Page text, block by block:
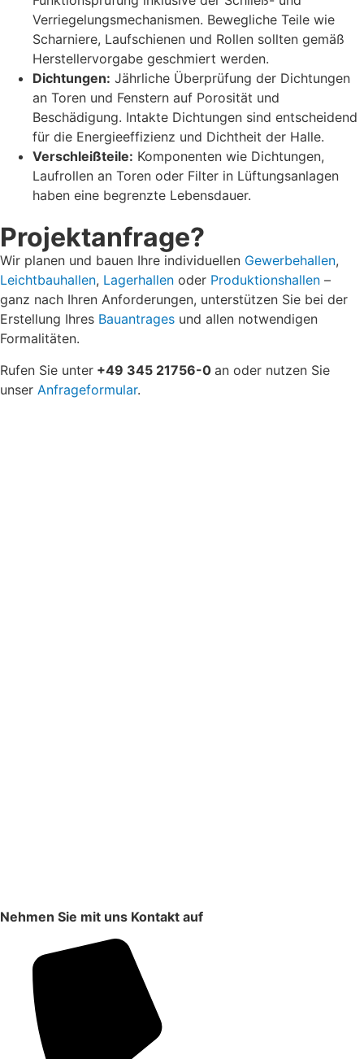
Verriegelungsmechanismen. Bewegliche Teile wie
Scharniere, Laufschienen und Rollen sollten gemäß
Herstellervorgabe geschmiert werden.
Dichtungen: Jährliche Überprüfung der Dichtungen
an Toren und Fenstern auf Porosität und
Beschädigung. Intakte Dichtungen sind entscheidend
für die Energieeffizienz und Dichtheit der Halle.
Verschleißteile: Komponenten wie Dichtungen,
Laufrollen an Toren oder Filter in Lüftungsanlagen
haben eine begrenzte Lebensdauer.
Projektanfrage?
Wir planen und bauen Ihre individuellen Gewerbehallen,
Leichtbauhallen, Lagerhallen oder Produktionshallen –
ganz nach Ihren Anforderungen, unterstützen Sie bei der
Erstellung Ihres Bauantrages und allen notwendigen
Formalitäten.
Rufen Sie unter +49 345 21756-0 an oder nutzen Sie
unser Anfrageformular.
Nehmen Sie mit uns Kontakt auf